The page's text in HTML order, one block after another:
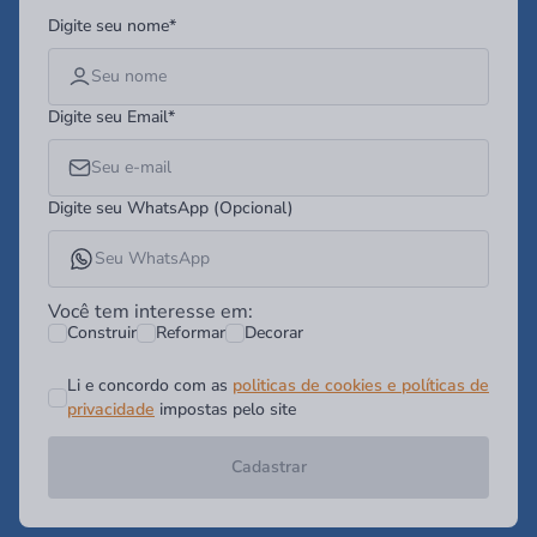
Digite seu nome*
Digite seu Email*
Digite seu WhatsApp (Opcional)
Você tem interesse em:
Construir Reformar Decorar
Li e concordo com as politicas de cookies e políticas de
privacidade impostas pelo site
Cadastrar